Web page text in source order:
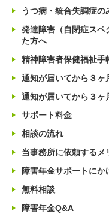
うつ病・統合失調症の
発達障害（自閉症ス
た方へ
精神障害者保健福祉手
通知が届いてから３ヶ
通知が届いてから３ヶ
サポート料金
相談の流れ
当事務所に依頼する
障害年金サポートに
無料相談
障害年金Q&A